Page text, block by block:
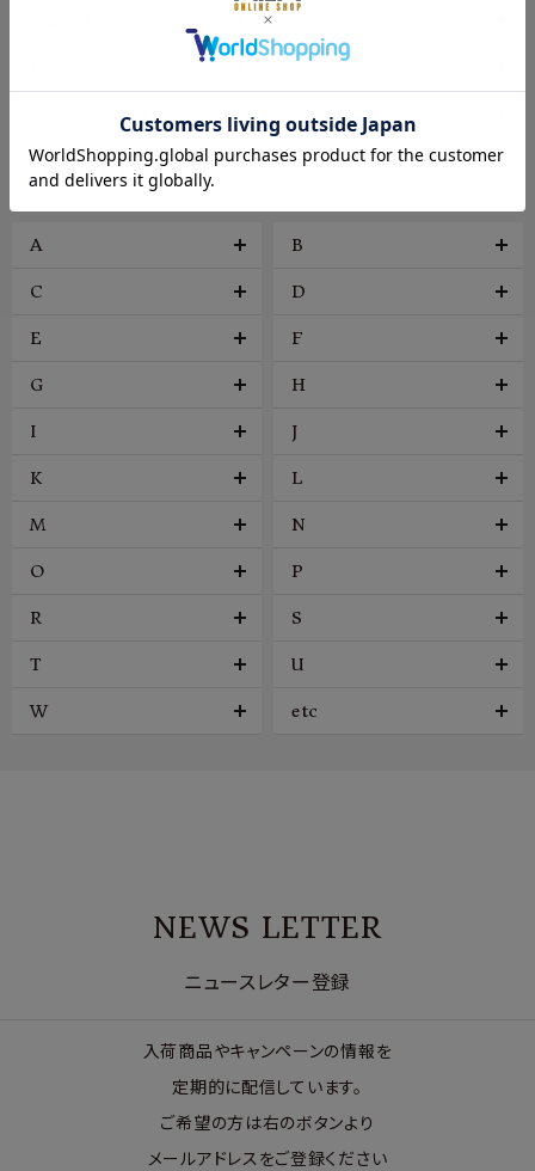
アクセサリー
ファッション雑貨 ヴィンテージ
BRAND
A B
C D
E F
G H
I J
K L
M N
O P
R S
T U
W etc
NEWS LETTER
ニュースレター登録
入荷商品やキャンペーンの情報を
定期的に配信しています。
ご希望の方は右のボタンより
メールアドレスをご登録ください